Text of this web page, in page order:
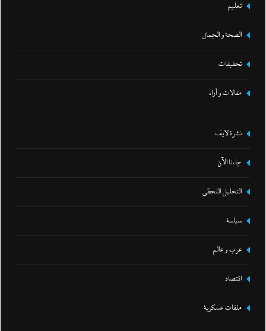
تعليم
الصحة و الجمال
تحقيقات
مقالات و أراء
نشرة لايف
جاءنا الآن
التحليل اللحظي
سياسة
عرب و عالم
اقتصاد
ملفات عسكرية